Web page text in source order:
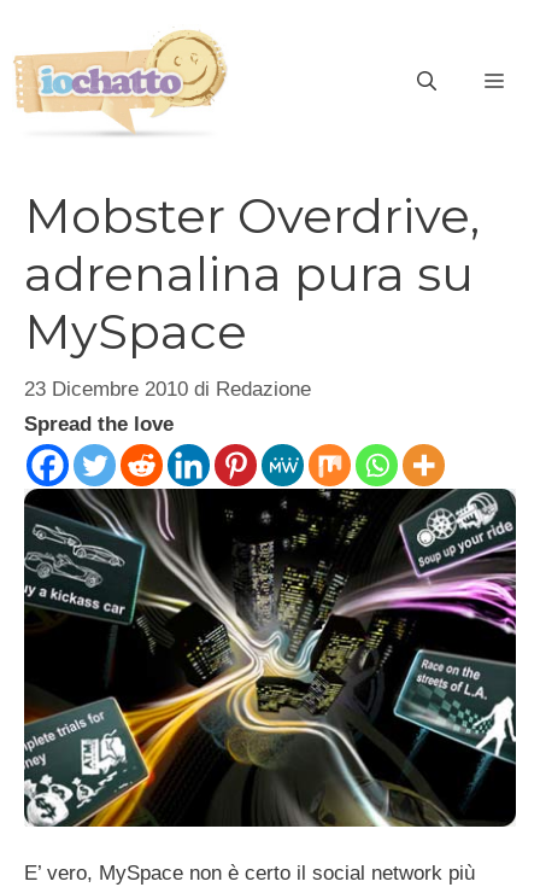
contenuto
Mobster Overdrive,
adrenalina pura su
MySpace
23 Dicembre 2010 di Redazione
Spread the love
E’ vero, MySpace non è certo il social network più